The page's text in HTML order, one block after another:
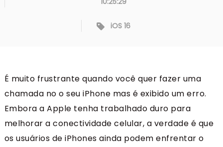
iOS 16
É muito frustrante quando você quer fazer uma
chamada no o seu iPhone mas é exibido um erro.
Embora a Apple tenha trabalhado duro para
melhorar a conectividade celular, a verdade é que
os usuários de iPhones ainda podem enfrentar o